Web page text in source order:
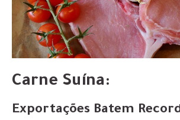
Carne Suína:
Exportações Batem